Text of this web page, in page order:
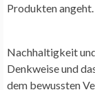
Produkten angeht.
Nachhaltigkeit
Denkweise und
dem bewussten